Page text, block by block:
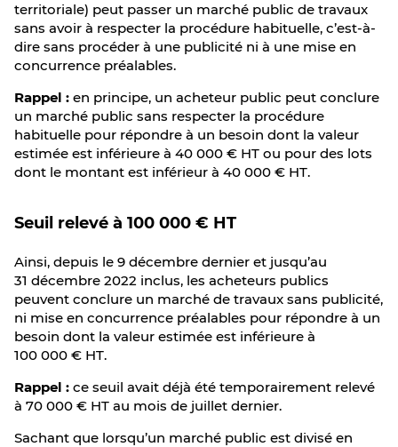
territoriale) peut passer un marché public de travaux
sans avoir à respecter la procédure habituelle, c’est-à-
dire sans procéder à une publicité ni à une mise en
concurrence préalables.
Rappel : en principe, un acheteur public peut conclure
un marché public sans respecter la procédure
habituelle pour répondre à un besoin dont la valeur
estimée est inférieure à 40 000 € HT ou pour des lots
dont le montant est inférieur à 40 000 € HT.
Seuil relevé à 100 000 € HT
Ainsi, depuis le 9 décembre dernier et jusqu’au
31 décembre 2022 inclus, les acheteurs publics
peuvent conclure un marché de travaux sans publicité,
ni mise en concurrence préalables pour répondre à un
besoin dont la valeur estimée est inférieure à
100 000 € HT.
Rappel : ce seuil avait déjà été temporairement relevé
à 70 000 € HT au mois de juillet dernier.
Sachant que lorsqu’un marché public est divisé en